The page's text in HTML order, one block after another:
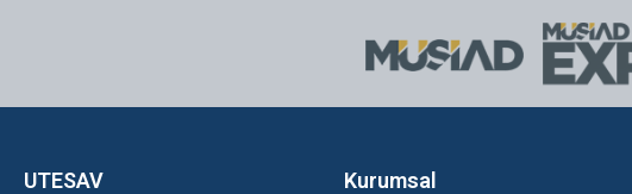
UTESAV Kurumsal